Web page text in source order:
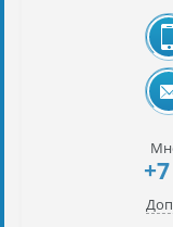
автомобилей